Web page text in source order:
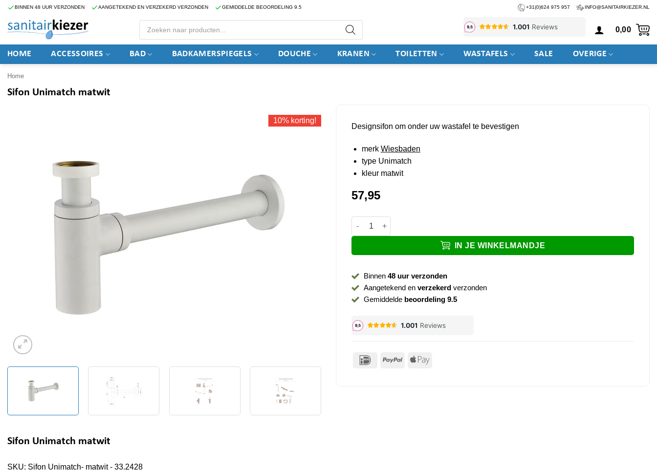
Ga
inhoud
BINNEN 48 UUR VERZONDEN AANGETEKEND EN VERZEKERD VERZONDEN GEMIDDELDE BEOORDELING 9.5 +31(0)624 975 957 INFO@SANITAIRKIEZER.NL
Producten
zoeken
0,00
HOME ACCESSOIRES BAD BADKAMERSPIEGELS DOUCHE KRANEN TOILETTEN WASTAFELS SALE OVERIGE
Home
Sifon Unimatch matwit
10% korting!
Designsifon om onder uw wastafel te bevestigen
merk Wiesbaden
type Unimatch
kleur matwit
57,95
Sifon Unimatch matwit aantal
IN JE WINKELMANDJE
Binnen48 uur verzonden
Aangetekend enverzekerd verzonden
Gemiddelde beoordeling 9.5
IDeal PayPal Apple
Sifon Unimatch matwit
SKU: Sifon Unimatch- matwit - 33.2428